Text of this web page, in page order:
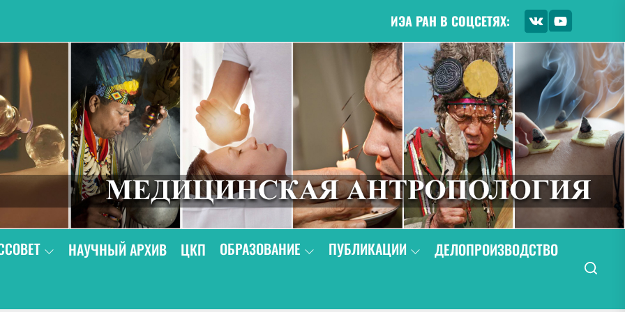
ИЭА РАН В СОЦСЕТЯХ:
НАУЧНЫЙ АРХИВ ЦКП ОБРАЗОВАНИЕ ПУБЛИКАЦИИ
ДЕЛОПРОИЗВОДСТВО